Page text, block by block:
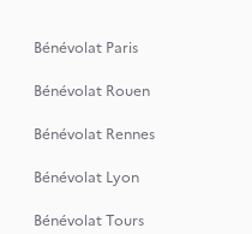
Bénévolat Paris
Bénévolat Rouen
Bénévolat Rennes
Bénévolat Lyon
Bénévolat Tours